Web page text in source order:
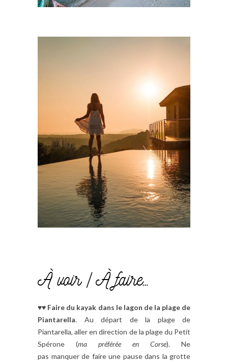
À voir / À faire…
♥♥ Faire du kayak dans le lagon de la plage de
Piantarella. Au départ de la plage de
Piantarella, aller en direction de la plage du Petit
Spérone (ma préférée en Corse). Ne
pas manquer de faire une pause dans la grotte